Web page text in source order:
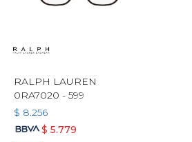
RALPH LAUREN
0RA7020 - 599
$ 8.256
$ 5.779